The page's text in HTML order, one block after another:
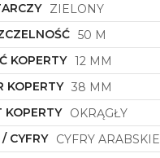
ZIELONY
50 M
KOPERTY 12 MM
KOPERTY 38 MM
KOPERTY
OKRĄGŁY
CYFRY
CYFRY ARABSKIE